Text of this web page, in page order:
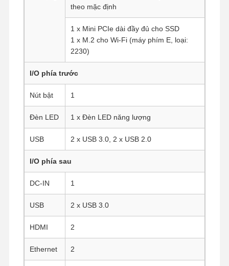
Nhà Sản Phẩm
Về Chúng
Tham Quan
Chất Lượng
theo mặc định
1 x Mini PCIe dài đầy đủ cho SSD
1 x M.2 cho Wi-Fi (máy phím E, loại:
2230)
I/O phía trước
Nút bật 1
Đèn LED 1 x Đèn LED năng lượng
USB 2 x USB 3.0, 2 x USB 2.0
I/O phía sau
DC-IN 1
USB 2 x USB 3.0
HDMI 2
Ethernet 2